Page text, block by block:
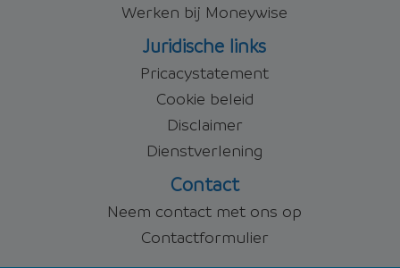
Werken bij Moneywise
Juridische links
Pricacystatement
Cookie beleid
Disclaimer
Dienstverlening
Contact
Neem contact met ons op
Contactformulier